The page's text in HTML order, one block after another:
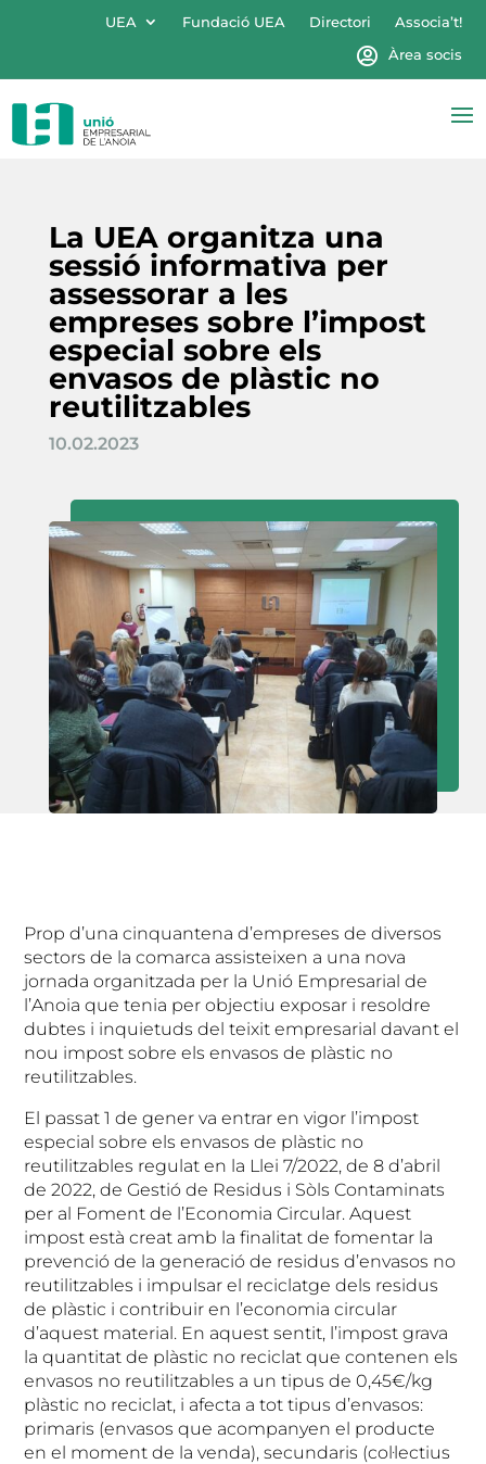
UEA Fundació UEA Directori
Associa’t!
Àrea socis
La UEA organitza una
sessió informativa per
assessorar a les
empreses sobre l’impost
especial sobre els
envasos de plàstic no
reutilitzables
10.02.2023
Prop d’una cinquantena d’empreses de diversos
sectors de la comarca assisteixen a una nova
jornada organitzada per la Unió Empresarial de
l’Anoia que tenia per objectiu exposar i resoldre
dubtes i inquietuds del teixit empresarial davant el
nou impost sobre els envasos de plàstic no
reutilitzables.
El passat 1 de gener va entrar en vigor l’impost
especial sobre els envasos de plàstic no
reutilitzables regulat en la Llei 7/2022, de 8 d’abril
de 2022, de Gestió de Residus i Sòls Contaminats
per al Foment de l’Economia Circular. Aquest
impost està creat amb la finalitat de fomentar la
prevenció de la generació de residus d’envasos no
reutilitzables i impulsar el reciclatge dels residus
de plàstic i contribuir en l’economia circular
d’aquest material. En aquest sentit, l’impost grava
la quantitat de plàstic no reciclat que contenen els
envasos no reutilitzables a un tipus de 0,45€/kg
plàstic no reciclat, i afecta a tot tipus d’envasos:
primaris (envasos que acompanyen el producte
en el moment de la venda), secundaris (col·lectius